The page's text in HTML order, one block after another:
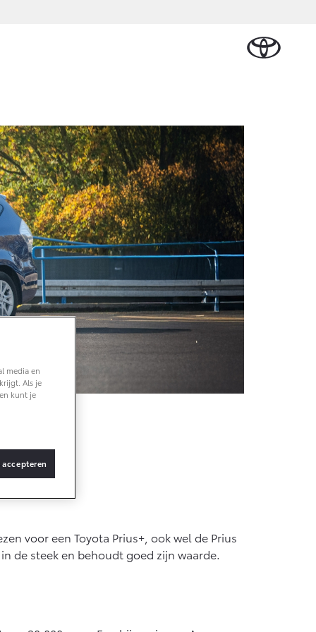
ELEKTRISCH
Vanaf € 32.995,-
Toyota C-HR
OOK ALS PLUG-IN
HYBRIDE
bZ4X Touring
BATTERIJ-
Vanaf € 48.995,-
BATTERIJ-
ELEKTRISCH
Vraag een brochure aan
Bekijk de verwachte
modellen
Onderdelen
Accessoires
Banden
Werkplaatsafspraak
maken
Contact en
Route
Thuislaadpakketten
Laadpas
Energie en slim
laden
Lease
Bedrijfswagens
op maat
Financieren of
leasen
Verzekeren
Vraag een
brochure
aan
Contact
en Route
voor een Toyota Prius+, ook wel de Prius
de steek en behoudt goed zijn waarde.
media en
Als je
kunt je